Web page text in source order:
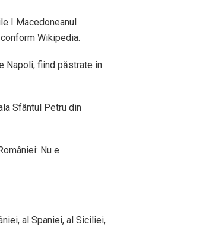
I Macedoneanul
Wikipedia.
Napoli, fiind păstrate în
Sfântul Petru din
Nu e
al Spaniei, al Siciliei,